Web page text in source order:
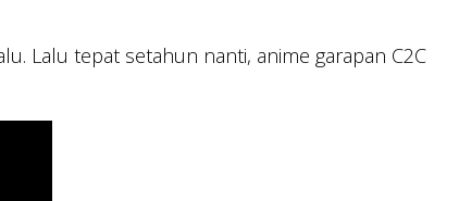
Lalu tepat setahun nanti, anime garapan C2C